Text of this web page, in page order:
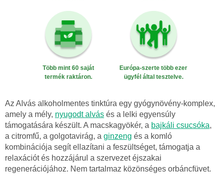
Több mint 60 saját
termék raktáron.
Európa-szerte több ezer
ügyfél által tesztelve.
Az Alvás alkoholmentes tinktúra egy gyógynövény-komplex,
amely a mély, nyugodt alvás és a lelki egyensúly
támogatására készült. A macskagyökér, a bajkáli csucsóka,
a citromfű, a golgotavirág, a ginzeng és a komló
kombinációja segít ellazítani a feszültséget, támogatja a
relaxációt és hozzájárul a szervezet éjszakai
regenerációjához. Nem tartalmaz közönséges orbáncfüvet.